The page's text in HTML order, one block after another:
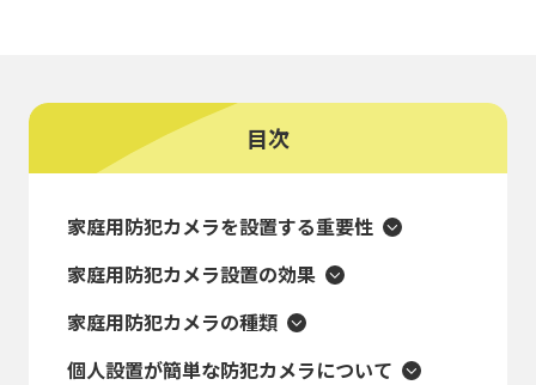
目次
家庭用防犯カメラを設置する重要性
家庭用防犯カメラ設置の効果
家庭用防犯カメラの種類
個人設置が簡単な防犯カメラについて